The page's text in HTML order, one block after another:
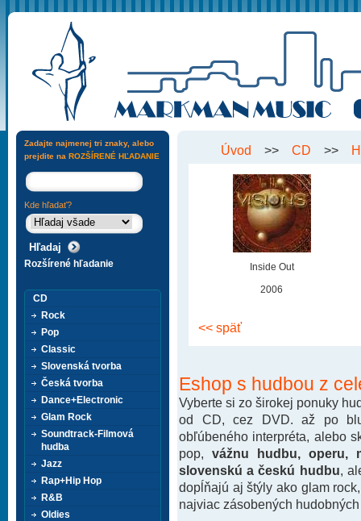
Úvod >> CD >>
Inside Out
2006
<< späť
Eshop s hudbou z
Vyberte si zo širokej ponuky
od CD, cez DVD. až po
obľúbeného interpréta, alebo
pop, vážnu hudbu, operu,
slovenskú a českú hudbu ,
dopĺňajú aj štýly ako glam
najviac zásobených
Zadajte najmenej tri znaky, alebo
prejdite na ROZŠÍRENÉ HĽADANIE
Kde hľadať?
Rozšírené hľadanie
CD
Rock
Pop
Classic
Slovenská tvorba
Česká tvorba
Dance+Electronic
Glam Rock
Soundtrack-Filmová
hudba
Jazz
Rap+Hip Hop
R&B
Oldies